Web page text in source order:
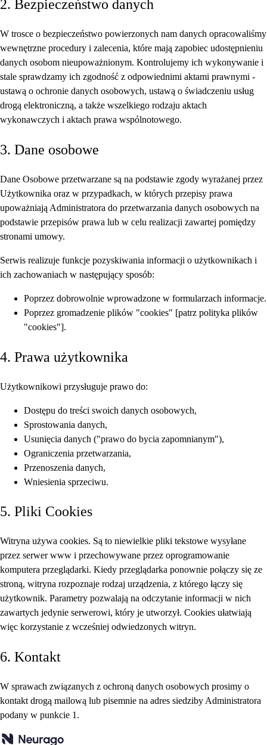
2. Bezpieczeństwo danych
W trosce o bezpieczeństwo powierzonych nam danych opracowaliśmy
wewnętrzne procedury i zalecenia, które mają zapobiec udostępnieniu
danych osobom nieupoważnionym. Kontrolujemy ich wykonywanie i
stale sprawdzamy ich zgodność z odpowiednimi aktami prawnymi -
ustawą o ochronie danych osobowych, ustawą o świadczeniu usług
drogą elektroniczną, a także wszelkiego rodzaju aktach
wykonawczych i aktach prawa wspólnotowego.
3. Dane osobowe
Dane Osobowe przetwarzane są na podstawie zgody wyrażanej przez
Użytkownika oraz w przypadkach, w których przepisy prawa
upoważniają Administratora do przetwarzania danych osobowych na
podstawie przepisów prawa lub w celu realizacji zawartej pomiędzy
stronami umowy.
Serwis realizuje funkcje pozyskiwania informacji o użytkownikach i
ich zachowaniach w następujący sposób:
Poprzez dobrowolnie wprowadzone w formularzach informacje.
Poprzez gromadzenie plików "cookies" [patrz polityka plików
"cookies"].
4. Prawa użytkownika
Użytkownikowi przysługuje prawo do:
Dostępu do treści swoich danych osobowych,
Sprostowania danych,
Usunięcia danych ("prawo do bycia zapomnianym"),
Ograniczenia przetwarzania,
Przenoszenia danych,
Wniesienia sprzeciwu.
5. Pliki Cookies
Witryna używa cookies. Są to niewielkie pliki tekstowe wysyłane
przez serwer www i przechowywane przez oprogramowanie
komputera przeglądarki. Kiedy przeglądarka ponownie połączy się ze
stroną, witryna rozpoznaje rodzaj urządzenia, z którego łączy się
użytkownik. Parametry pozwalają na odczytanie informacji w nich
zawartych jedynie serwerowi, który je utworzył. Cookies ułatwiają
więc korzystanie z wcześniej odwiedzonych witryn.
6. Kontakt
W sprawach związanych z ochroną danych osobowych prosimy o
kontakt drogą mailową lub pisemnie na adres siedziby Administratora
podany w punkcie 1.